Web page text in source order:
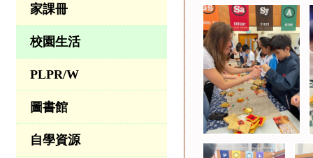
家課冊
校園生活
PLPR/W
圖書館
自學資源